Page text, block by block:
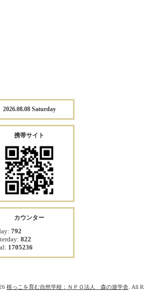
2026.08.08 Saturday
携帯サイト
カウンター
792
822
1705236
根っこを育む自然学校：ＮＰＯ法人 森の遊学舎 . All